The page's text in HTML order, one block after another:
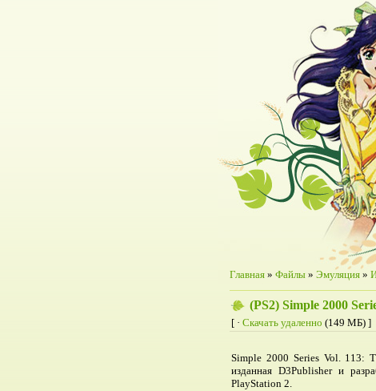
Главная » Файлы » Эмуляция »
(PS2) Simple 2000
[ · Скачать удаленно (149 МБ) ]
Simple 2000 Series Vol. 113:
изданная D3Publisher и
PlayStation 2.